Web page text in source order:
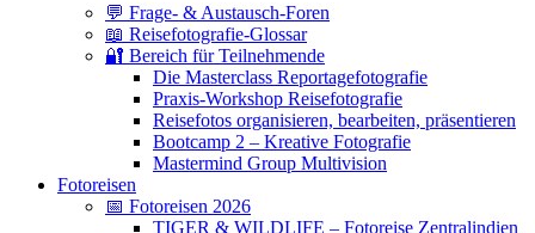
💬 Frage- & Austausch-Foren
📖 Reisefotografie-Glossar
🔐 Bereich für Teilnehmende
Die Masterclass Reportagefotografie
Praxis-Workshop Reisefotografie
Reisefotos organisieren, bearbeiten, präsentieren
Bootcamp 2 – Kreative Fotografie
Mastermind Group Multivision
Fotoreisen
📅 Fotoreisen 2026
TIGER & WILDLIFE – Fotoreise Zentralindien